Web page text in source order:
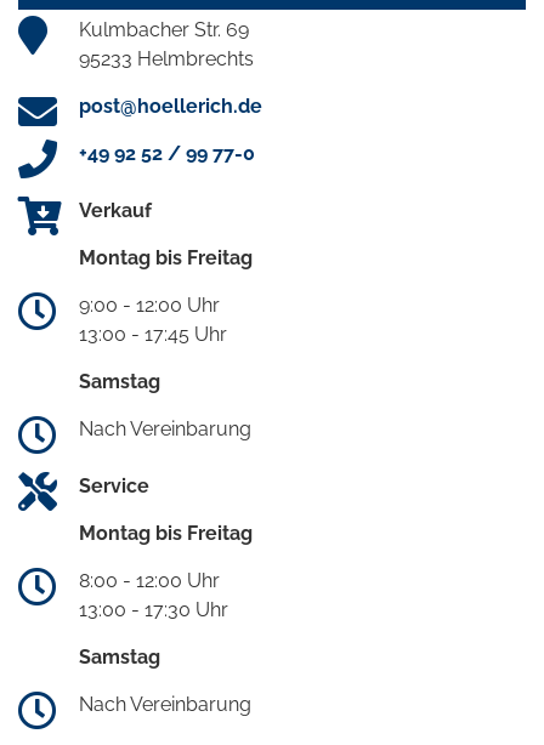
Kulmbacher Str. 69
95233 Helmbrechts
post@hoellerich.de
+49 92 52 / 99 77-0
Verkauf
Montag bis Freitag
9:00 - 12:00 Uhr
13:00 - 17:45 Uhr
Samstag
Nach Vereinbarung
Service
Montag bis Freitag
8:00 - 12:00 Uhr
13:00 - 17:30 Uhr
Samstag
Nach Vereinbarung